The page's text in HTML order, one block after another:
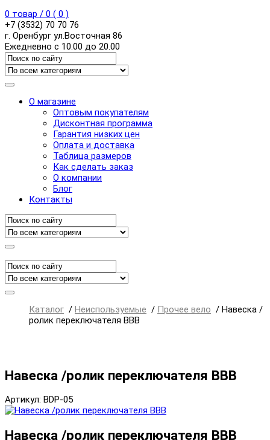
0 товар / 0 ( 0 )
+7 (3532) 70 70 76
г. Оренбург ул.Восточная 86
Ежедневно с 10.00 до 20.00
О магазине
Оптовым покупателям
Дисконтная программа
Гарантия низких цен
Оплата и доставка
Таблица размеров
Как сделать заказ
О компании
Блог
Контакты
Каталог / Неиспользуемые / Прочее вело / Навеска /
ролик переключателя ВВВ
Навеска /ролик переключателя ВВВ
Артикул: BDP-05
Навеска /ролик переключателя ВВВ